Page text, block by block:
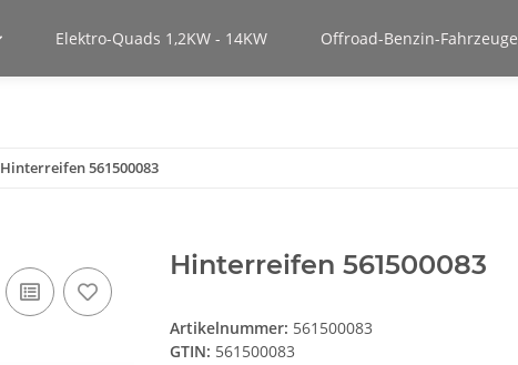
Elektro-Quads 1,2KW - 14KW Offroad-Benzin-Fahrzeuge
Hinterreifen 561500083
Hinterreifen 561500083
Artikelnummer: 561500083
GTIN: 561500083